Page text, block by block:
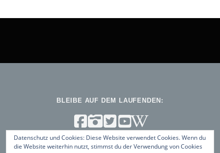
BLEIBE AUF DEM LAUFENDEN:
Datenschutz und Cookies: Diese Website verwendet Cookies. Wenn du
die Website weiterhin nutzt, stimmst du der Verwendung von Cookies